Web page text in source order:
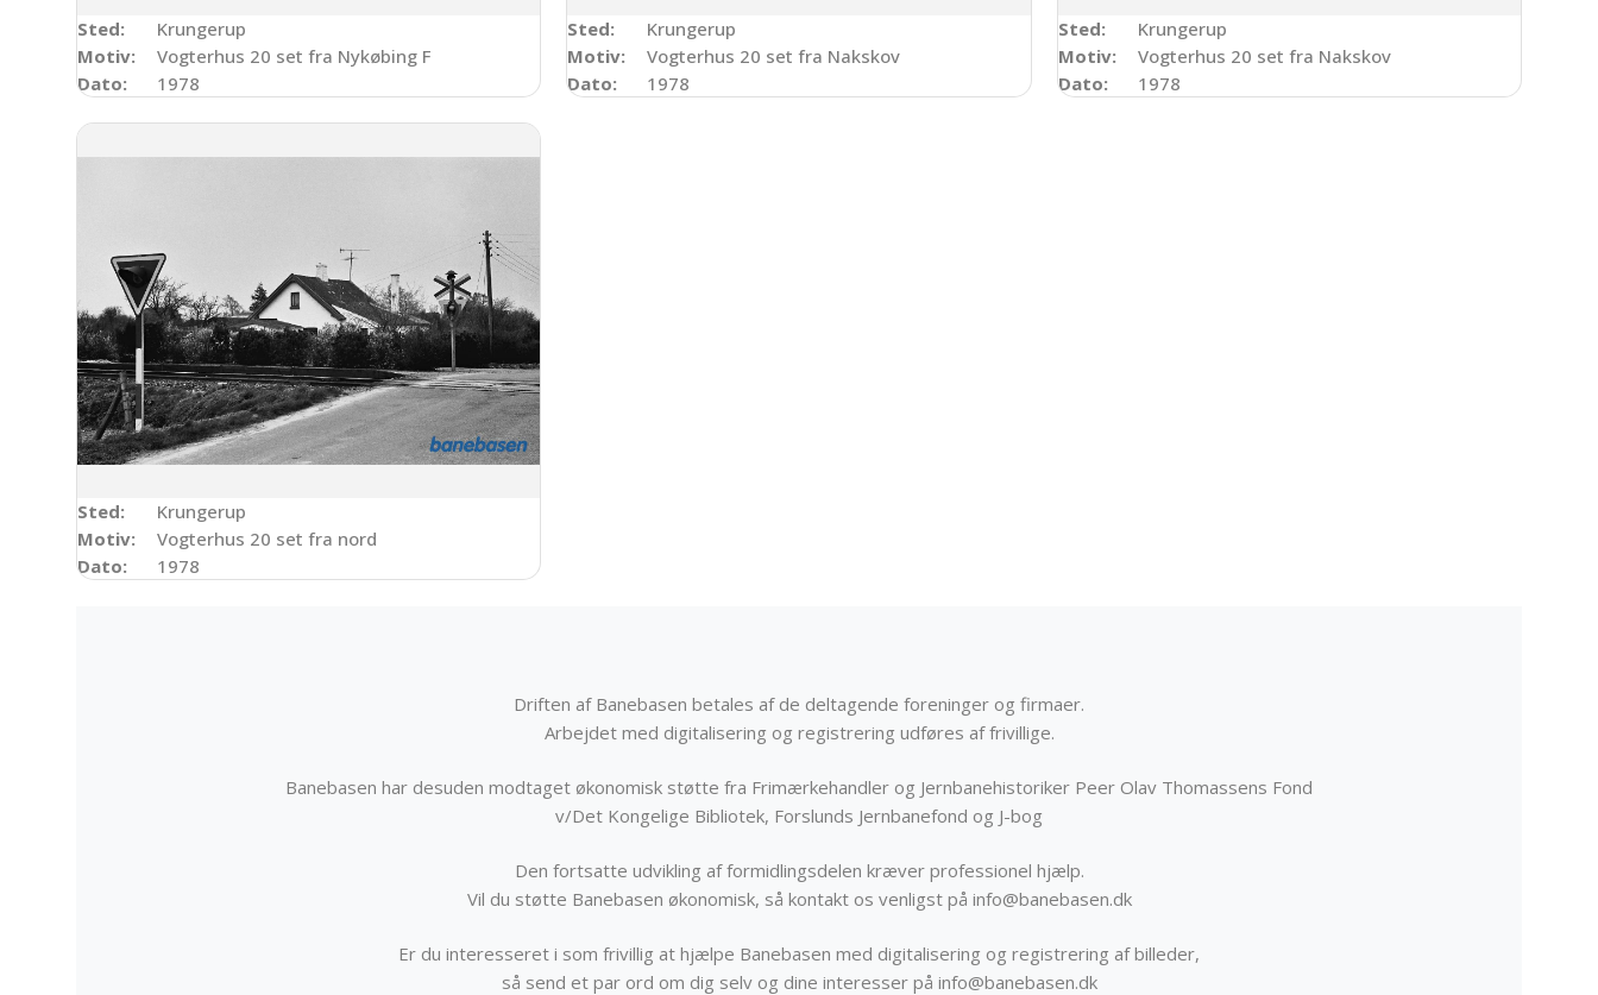
Sted:
Krungerup
Motiv:
Vogterhus 20 set fra Nykøbing F
Dato:
1978
Sted:
Krungerup
Motiv:
Vogterhus 20 set fra Nakskov
Dato:
1978
Sted:
Krungerup
Motiv:
Vogterhus 20 set fra Nakskov
Dato:
1978
Sted:
Krungerup
Motiv:
Vogterhus 20 set fra nord
Dato:
1978
Driften af Banebasen betales af de deltagende foreninger og firmaer.
Arbejdet med digitalisering og registrering udføres af frivillige.
Banebasen har desuden modtaget økonomisk støtte fra Frimærkehandler og Jernbanehistoriker Peer Olav Thomassens Fond
v/Det Kongelige Bibliotek, Forslunds Jernbanefond og J-bog
Den fortsatte udvikling af formidlingsdelen kræver professionel hjælp.
Vil du støtte Banebasen økonomisk, så kontakt os venligst på info@banebasen.dk
Er du interesseret i som frivillig at hjælpe Banebasen med digitalisering og registrering af billeder,
så send et par ord om dig selv og dine interesser på info@banebasen.dk